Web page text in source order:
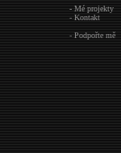
- Mé projekty
- Kontakt
- Podpořte mě